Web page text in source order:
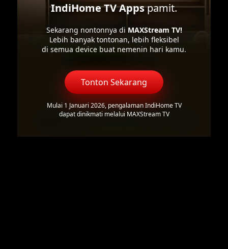
IndiHome TV Appspamit.
Sekarang nontonnya di MAXStream TV!
Lebih banyak tontonan, lebih fleksibel
di semua device buat nemenin hari kamu.
Tonton Sekarang
Mulai 1 Januari 2026, pengalaman IndiHome TV
dapat dinikmati melalui MAXStream TV